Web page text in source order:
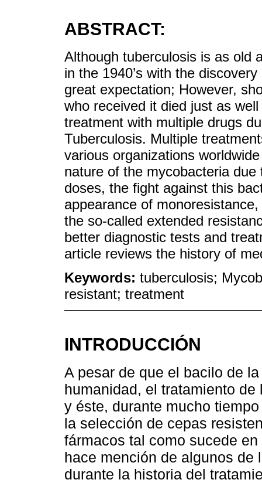
ABSTRACT:
Although tuberculosis is as old
in the 1940’s with the
great expectation; However,
who received it died just as
treatment with multiple drugs
Tuberculosis. Multiple
various organizations
nature of the mycobacteria
doses, the fight against this
appearance of
the so-called extended
better diagnostic tests and
article reviews the history of
Keywords: tuberculosis;
resistant; treatment
INTRODUCCIÓN
A pesar de que el bacilo de
humanidad, el tratamiento
y éste, durante mucho
la selección de cepas
fármacos tal como sucede
hace mención de algunos de
durante la historia del